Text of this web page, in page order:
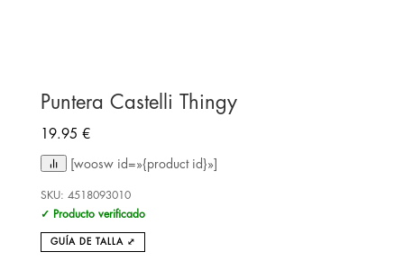
Puntera Castelli Thingy
19.95 €
[woosw id=»{product id}»]
SKU: 4518093010
✓ Producto verificado
GUÍA DE TALLA ⤢